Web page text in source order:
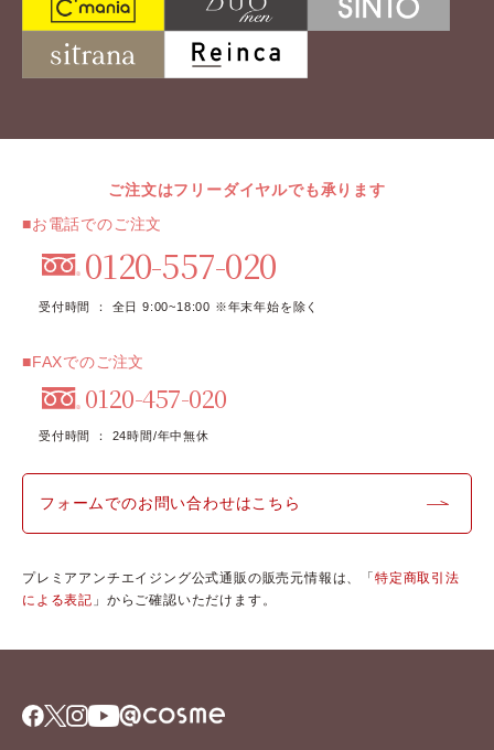
ご注文はフリーダイヤルでも承ります
■お電話でのご注文
0120-557-020
受付時間 ： 全日 9:00~18:00 ※年末年始を除く
■FAXでのご注文
0120-457-020
受付時間 ： 24時間/年中無休
フォームでのお問い合わせはこちら
プレミアアンチエイジング公式通販の販売元情報は、「特定商取引法
による表記 」からご確認いただけます。